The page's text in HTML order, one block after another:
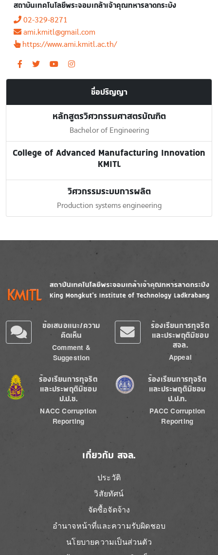
สถาบันเทคโนโลยีพระจอมเกล้าเจ้าคุณทหารลาดกระบัง
02-329-8271
ami.kmitl@gmail.com
https://www.ami.kmitl.ac.th/
ชื่อปริญญา
หลักสูตรวิศวกรรมศาสตรบัณฑิต
Bachelor of Engineering
College of Advanced Manufacturing Innovation
KMITL
วิศวกรรมระบบการผลิต
Production systems engineering
Image
ข้อเสนอแนะ/ความ
คิดเห็น
Comment &
Suggestion
ร้องเรียนการทุจริต
และประพฤติมิชอบ
สจล.
Appeal
Image
ร้องเรียนการทุจริต
และประพฤติมิชอบ
ป.ป.ช.
NACC Corruption
Reporting
Image
ร้องเรียนการทุจริต
และประพฤติมิชอบ
ป.ป.ท.
PACC Corruption
Reporting
เกี่ยวกับ สจล.
ประวัติ
วิสัยทัศน์
จัดซื้อจัดจ้าง
อำนาจหน้าที่และความรับผิดชอบ
นโยบายความเป็นส่วนตัว